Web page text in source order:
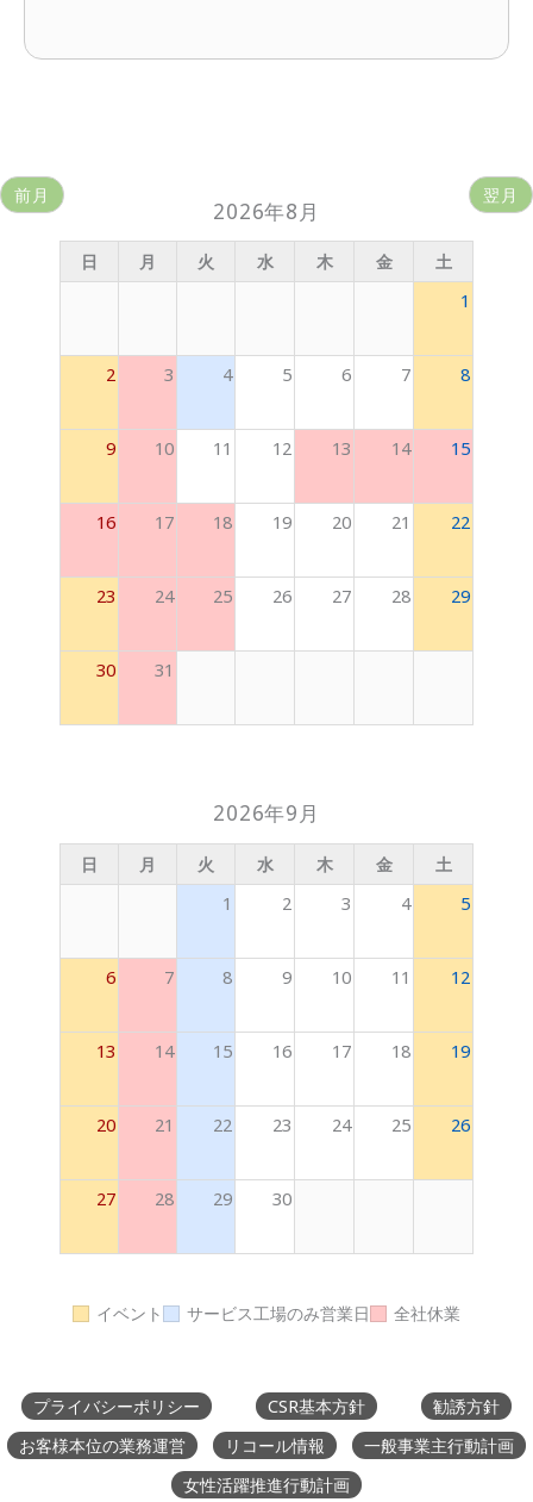
前月 翌月
2026年8月
日 月 火 水 木 金 土
1
2 3 4 5 6 7 8
9 10 11 12 13 14 15
16 17 18 19 20 21 22
23 24 25 26 27 28 29
30 31
2026年9月
日 月 火 水 木 金 土
1 2 3 4 5
6 7 8 9 10 11 12
13 14 15 16 17 18 19
20 21 22 23 24 25 26
27 28 29 30
イベント サービス工場のみ営業日 全社休業
プライバシーポリシー CSR基本方針
勧誘方針
お客様本位の業務運営
リコール情報
一般事業主行動計画
女性活躍推進行動計画